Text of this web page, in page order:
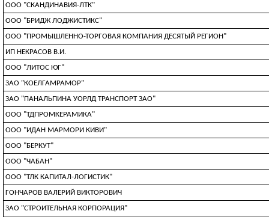
ООО "СКАНДИНАВИЯ-ЛТК"
ООО "БРИДЖ ЛОДЖИСТИКС"
ООО "ПРОМЫШЛЕННО-ТОРГОВАЯ КОМПАНИЯ ДЕСЯТЫЙ РЕГИОН"
ИП НЕКРАСОВ В.И.
ООО "ЛИТОС ЮГ"
ЗАО "КОЕЛГАМРАМОР"
ЗАО "ПАНАЛЬПИНА УОРЛД ТРАНСПОРТ ЗАО"
ООО "ТДПРОМКЕРАМИКА"
ООО "ИДАН МАРМОРИ КИВИ"
ООО "БЕРКУТ"
ООО "ЧАБАН"
ООО "ТЛК КАПИТАЛ-ЛОГИСТИК"
ГОНЧАРОВ ВАЛЕРИЙ ВИКТОРОВИЧ
ЗАО "СТРОИТЕЛЬНАЯ КОРПОРАЦИЯ"